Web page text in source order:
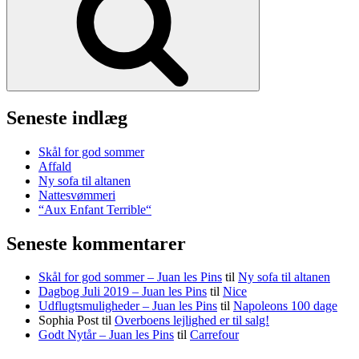
Seneste indlæg
Skål for god sommer
Affald
Ny sofa til altanen
Nattesvømmeri
“Aux Enfant Terrible“
Seneste kommentarer
Skål for god sommer – Juan les Pins til Ny sofa til altanen
Dagbog Juli 2019 – Juan les Pins til Nice
Udflugtsmuligheder – Juan les Pins til Napoleons 100 dage
Sophia Posttil Overboens lejlighed er til salg!
Godt Nytår – Juan les Pins til Carrefour